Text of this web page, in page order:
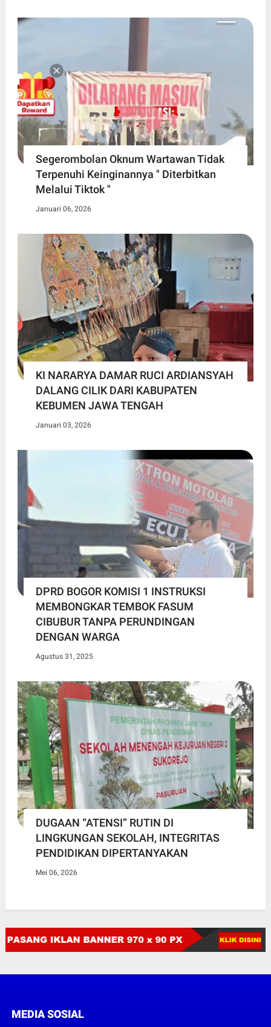
Segerombolan Oknum Wartawan Tidak
Terpenuhi Keinginannya " Diterbitkan
Melalui Tiktok "
Januari 06, 2026
KI NARARYA DAMAR RUCI ARDIANSYAH
DALANG CILIK DARI KABUPATEN
KEBUMEN JAWA TENGAH
Januari 03, 2026
DPRD BOGOR KOMISI 1 INSTRUKSI
MEMBONGKAR TEMBOK FASUM
CIBUBUR TANPA PERUNDINGAN
DENGAN WARGA
Agustus 31, 2025
DUGAAN “ATENSI” RUTIN DI
LINGKUNGAN SEKOLAH, INTEGRITAS
PENDIDIKAN DIPERTANYAKAN
Mei 06, 2026
MEDIA SOSIAL